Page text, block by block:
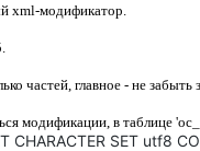
xml-модификатор.
частей, главное - не
модификации, в таблице
CHARACTER SET utf8